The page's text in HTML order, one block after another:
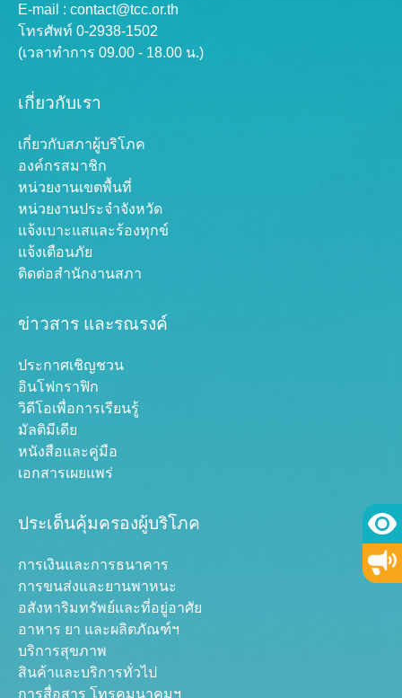
E-mail : contact@tcc.or.th
โทรศัพท์ 0-2938-1502
(เวลาทำการ 09.00 - 18.00 น.)
เกี่ยวกับเรา
เกี่ยวกับสภาผู้บริโภค
องค์กรสมาชิก
หน่วยงานเขตพื้นที่
หน่วยงานประจำจังหวัด
แจ้งเบาะแสและร้องทุกข์
แจ้งเตือนภัย
ติดต่อสำนักงานสภา
ข่าวสาร และรณรงค์
ประกาศเชิญชวน
อินโฟกราฟิก
วิดีโอเพื่อการเรียนรู้
มัลติมีเดีย
หนังสือและคู่มือ
เอกสารเผยแพร่
ประเด็นคุ้มครองผู้บริโภค
การเงินและการธนาคาร
การขนส่งและยานพาหนะ
อสังหาริมทรัพย์และที่อยู่อาศัย
อาหาร ยา และผลิตภัณฑ์ฯ
บริการสุขภาพ
สินค้าและบริการทั่วไป
การสื่อสาร โทรคมนาคมฯ